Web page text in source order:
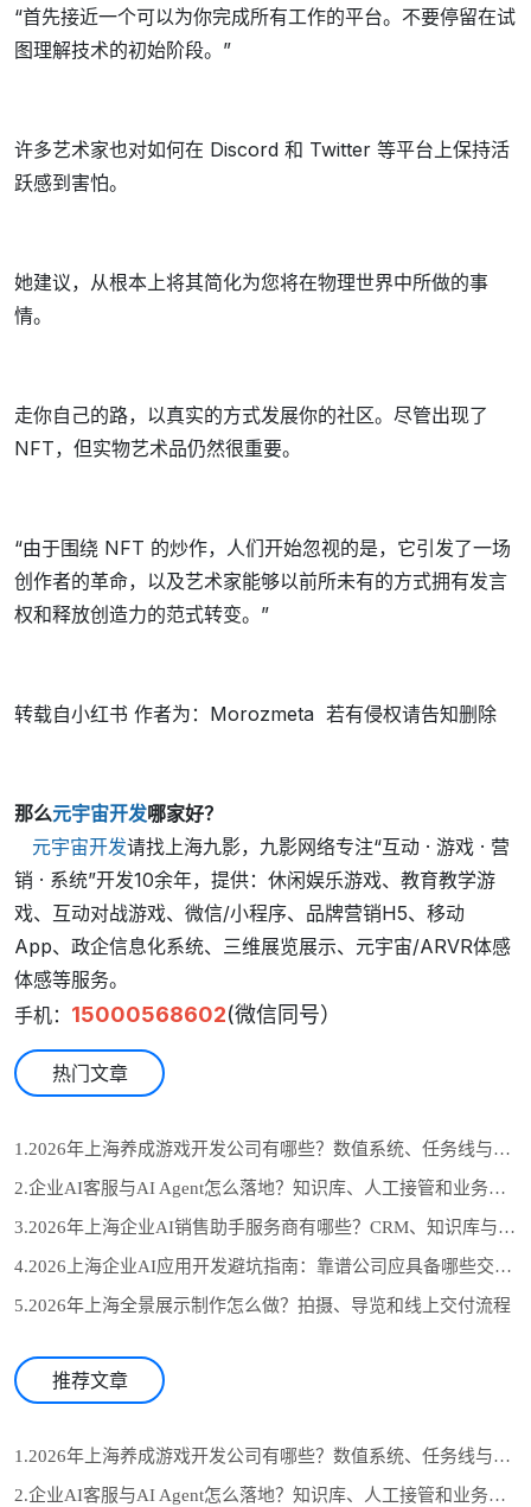
“首先接近一个可以为你完成所有工作的平台。不要停留在试
图理解技术的初始阶段。”
许多艺术家也对如何在 Discord 和 Twitter 等平台上保持活
跃感到害怕。
她建议，从根本上将其简化为您将在物理世界中所做的事
情。
走你自己的路，以真实的方式发展你的社区。尽管出现了
NFT，但实物艺术品仍然很重要。
“由于围绕 NFT 的炒作，人们开始忽视的是，它引发了一场
创作者的革命，以及艺术家能够以前所未有的方式拥有发言
权和释放创造力的范式转变。”
转载自小红书 作者为：Morozmeta 若有侵权请告知删除
那么元宇宙开发哪家好？
元宇宙开发请找上海九影，九影网络专注“互动 · 游戏 · 营
销 · 系统”开发10余年，提供：休闲娱乐游戏、教育教学游
戏、互动对战游戏、微信/小程序、品牌营销H5、移动
App、政企信息化系统、三维展览展示、元宇宙/ARVR体感
体感等服务。
手机： 15000568602(微信同号）
热门文章
1.2026年上海养成游戏开发公司有哪些？数值系统、任务线与长期运营怎么选
2.企业AI客服与AI Agent怎么落地？知识库、人工接管和业务系统对接流程
3.2026年上海企业AI销售助手服务商有哪些？CRM、知识库与自动跟进怎么选
4.2026上海企业AI应用开发避坑指南：靠谱公司应具备哪些交付证据？
5.2026年上海全景展示制作怎么做？拍摄、导览和线上交付流程
推荐文章
1.2026年上海养成游戏开发公司有哪些？数值系统、任务线与长期运营怎么选
2.企业AI客服与AI Agent怎么落地？知识库、人工接管和业务系统对接流程